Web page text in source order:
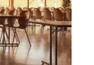
Afin que
nous
puissions
améliorer la
fonctionnalité
et la
structure du